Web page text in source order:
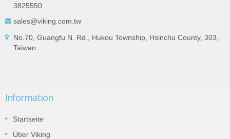
3825550
sales@viking.com.tw
No.70, Guangfu N. Rd., Hukou Township, Hsinchu County, 303,
Taiwan
Information
Startseite
Über Viking